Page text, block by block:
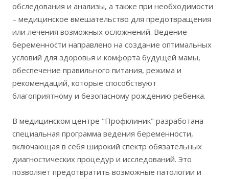
обследования и анализы, а также при необходимости
– медицинское вмешательство для предотвращения
или лечения возможных осложнений. Ведение
беременности направлено на создание оптимальных
условий для здоровья и комфорта будущей мамы,
обеспечение правильного питания, режима и
рекомендаций, которые способствуют
благоприятному и безопасному рождению ребенка.
В медицинском центре "Профклиник" разработана
специальная программа ведения беременности,
включающая в себя широкий спектр обязательных
диагностических процедур и исследований. Это
позволяет предотвратить возможные патологии и